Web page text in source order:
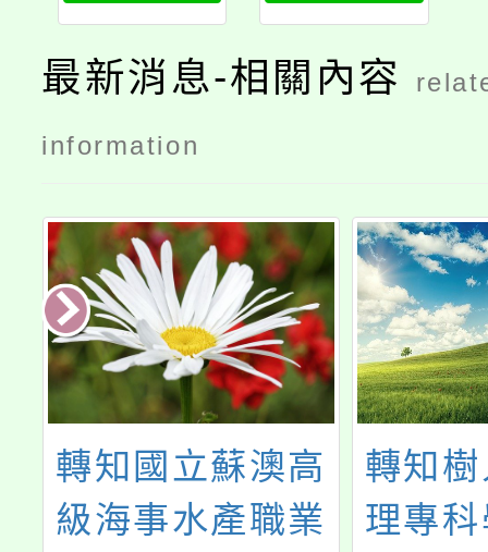
訊
最新消息-相關內容
information
轉知國立蘇澳高
級海事水產職業
轉知
理專